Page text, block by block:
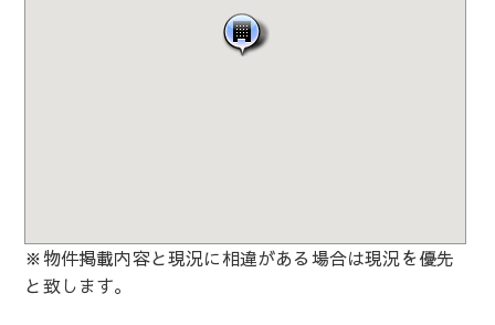
※物件掲載内容と現況に相違がある場合は現況を優先
と致します。